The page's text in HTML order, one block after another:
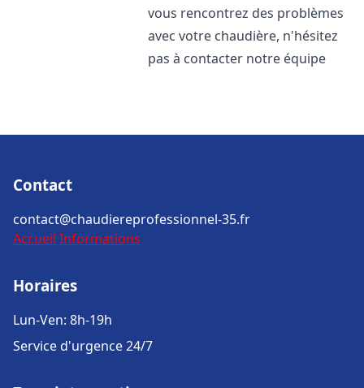
vous rencontrez des problèmes
avec votre chaudière, n'hésitez
pas à contacter notre équipe
Contact
contact@chaudiereprofessionnel-35.fr
Accueil Informations
Horaires
Lun-Ven: 8h-19h
Service d'urgence 24/7